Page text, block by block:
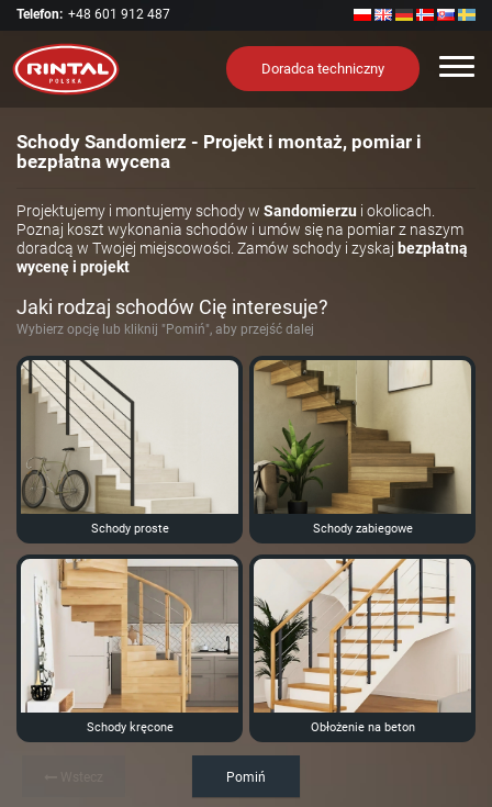
Telefon: +48 601 912 487
Doradca techniczny
Schody Sandomierz - Projekt i montaż, pomiar i
bezpłatna wycena
Projektujemy i montujemy schody w Sandomierzu i okolicach.
Poznaj koszt wykonania schodów i umów się na pomiar z naszym
doradcą w Twojej miejscowości. Zamów schody i zyskaj bezpłatną
wycenę i projekt
Jaki rodzaj schodów Cię interesuje?
Wybierz opcję lub kliknij "Pomiń", aby przejść dalej
Schody proste Schody zabiegowe
Schody kręcone Obłożenie na beton
Pomiń